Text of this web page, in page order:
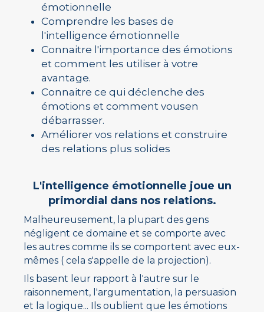
émotionnelle
Comprendre les bases de
l'intelligence émotionnelle
Connaitre l'importance des émotions
et comment les utiliser à votre
avantage.
Connaitre ce qui déclenche des
émotions et comment vousen
débarrasser.
Améliorer vos relations et construire
des relations plus solides
L'intelligence émotionnelle joue un
primordial dans nos relations.
Malheureusement, la plupart des gens
négligent ce domaine et se comporte avec
les autres comme ils se comportent avec eux-
mêmes ( cela s'appelle de la projection).
Ils basent leur rapport à l'autre sur le
raisonnement, l'argumentation, la persuasion
et la logique... Ils oublient que les émotions